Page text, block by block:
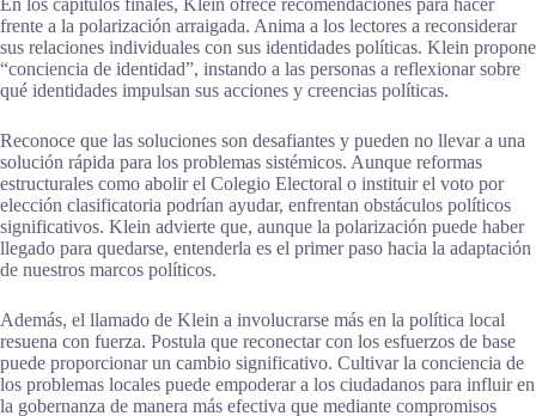
En los capítulos finales, Klein ofrece recomendaciones para hacer
frente a la polarización arraigada. Anima a los lectores a reconsiderar
sus relaciones individuales con sus identidades políticas. Klein propone
“conciencia de identidad”, instando a las personas a reflexionar sobre
qué identidades impulsan sus acciones y creencias políticas.
Reconoce que las soluciones son desafiantes y pueden no llevar a una
solución rápida para los problemas sistémicos. Aunque reformas
estructurales como abolir el Colegio Electoral o instituir el voto por
elección clasificatoria podrían ayudar, enfrentan obstáculos políticos
significativos. Klein advierte que, aunque la polarización puede haber
llegado para quedarse, entenderla es el primer paso hacia la adaptación
de nuestros marcos políticos.
Además, el llamado de Klein a involucrarse más en la política local
resuena con fuerza. Postula que reconectar con los esfuerzos de base
puede proporcionar un cambio significativo. Cultivar la conciencia de
los problemas locales puede empoderar a los ciudadanos para influir en
la gobernanza de manera más efectiva que mediante compromisos